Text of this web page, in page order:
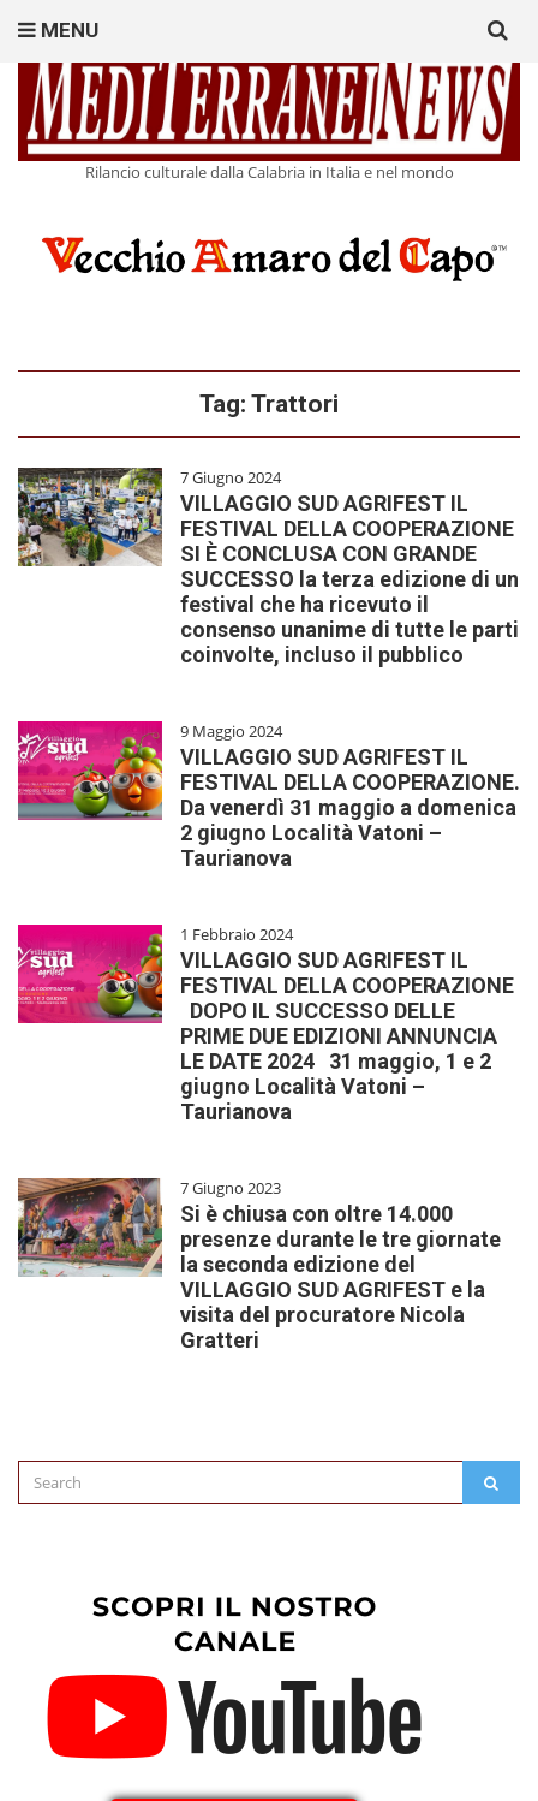
Rilancio culturale dalla Calabria in Italia e nel mondo
MENU
for:
Tag: Trattori
7 Giugno 2024
VILLAGGIO SUD AGRIFEST IL
FESTIVAL DELLA COOPERAZIONE
SI È CONCLUSA CON GRANDE
SUCCESSO la terza edizione di un
festival che ha ricevuto il
consenso unanime di tutte le parti
coinvolte, incluso il pubblico
9 Maggio 2024
VILLAGGIO SUD AGRIFEST IL
FESTIVAL DELLA COOPERAZIONE.
Da venerdì 31 maggio a domenica
2 giugno Località Vatoni –
Taurianova
1 Febbraio 2024
VILLAGGIO SUD AGRIFEST IL
FESTIVAL DELLA COOPERAZIONE
DOPO IL SUCCESSO DELLE
PRIME DUE EDIZIONI ANNUNCIA
LE DATE 2024 31 maggio, 1 e 2
giugno Località Vatoni –
Taurianova
7 Giugno 2023
Si è chiusa con oltre 14.000
presenze durante le tre giornate
la seconda edizione del
VILLAGGIO SUD AGRIFEST e la
visita del procuratore Nicola
Gratteri
Search
for: